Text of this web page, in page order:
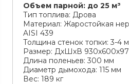
Объем парной: до 25 м³
Тип топлива: Дрова
Материал: Жаростойкая
AISI 439
Толщина стенок топки: 3-4
Размер: ДxШxВ
Длина поленьев: 300 мм
Диаметр дымохода: 115 мм
Вес: 189 кг